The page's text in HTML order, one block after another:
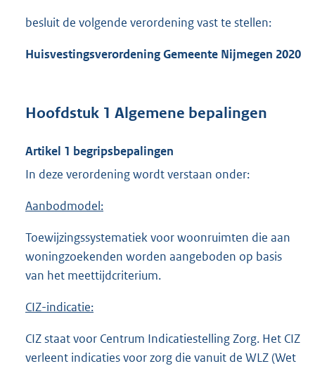
besluit de volgende verordening vast te stellen:
Huisvestingsverordening Gemeente Nijmegen 2020
Hoofdstuk 1 Algemene bepalingen
Artikel 1 begripsbepalingen
In deze verordening wordt verstaan onder:
Aanbodmodel:
Toewijzingssystematiek voor woonruimten die aan
woningzoekenden worden aangeboden op basis
van het meettijdcriterium.
CIZ-indicatie:
CIZ staat voor Centrum Indicatiestelling Zorg. Het CIZ
verleent indicaties voor zorg die vanuit de WLZ (Wet